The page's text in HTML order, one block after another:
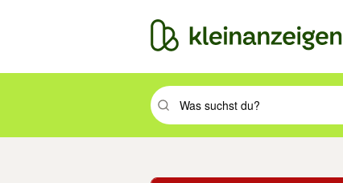
Suchbegriff eingeben. Eingabetaste